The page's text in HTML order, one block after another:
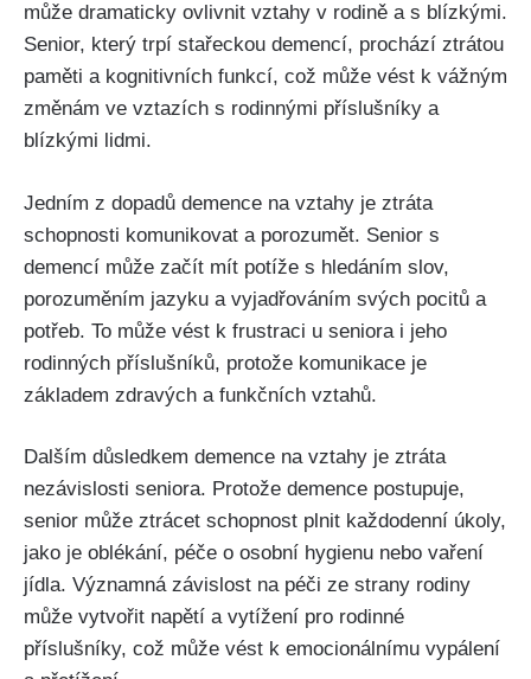
může dramaticky ovlivnit vztahy v rodině a s blízkými.
Senior, který trpí stařeckou demencí, prochází ztrátou
paměti a kognitivních funkcí, což může vést k vážným
změnám ve vztazích s rodinnými příslušníky a
blízkými lidmi.
Jedním z dopadů demence na vztahy je ztráta
schopnosti komunikovat a porozumět. Senior s
demencí může začít mít potíže s hledáním slov,
porozuměním jazyku a vyjadřováním svých pocitů a
potřeb. To může vést k frustraci u seniora i jeho
rodinných příslušníků, protože komunikace je
základem zdravých a funkčních vztahů.
Dalším důsledkem demence na vztahy je ztráta
nezávislosti seniora. Protože demence postupuje,
senior může ztrácet schopnost plnit každodenní úkoly,
jako je oblékání, péče o osobní hygienu nebo vaření
jídla. Významná závislost na péči ze strany rodiny
může vytvořit napětí a vytížení pro rodinné
příslušníky, což může vést k emocionálnímu vypálení